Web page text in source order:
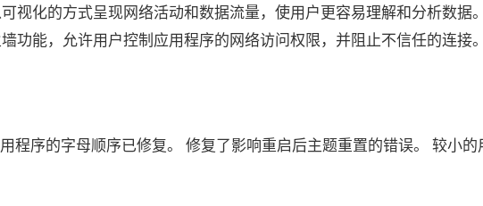
视化的方式呈现网络活动和数据流量，使用户更容易理解和分析数据
功能，允许用户控制应用程序的网络访问权限，并阻止不信任的连接。
程序的字母顺序已修复。 修复了影响重启后主题重置的错误。 较小的